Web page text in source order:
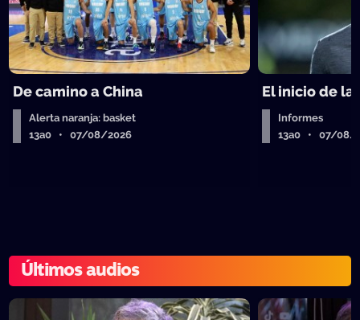
De camino a China
Alerta naranja: basket
13a0 • 07/08/2026
El inicio de la
Informes
13a0 • 07/08/
Últimos audios